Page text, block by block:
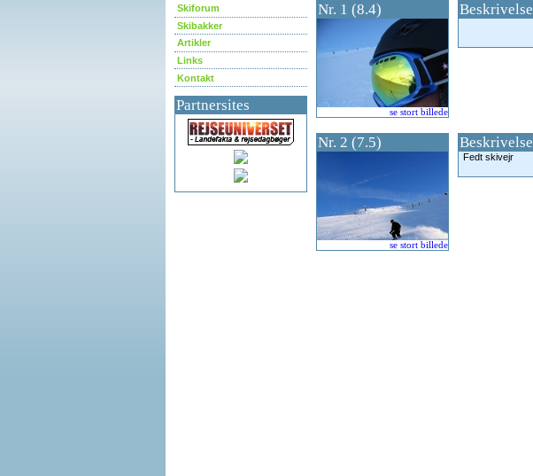
Skiforum
Skibakker
Artikler
Links
Kontakt
Partnersites
Nr. 1 (8.4)
se stort billede
Beskrivelse
Nr. 2 (7.5)
se stort billede
Beskrivelse
Fedt skivejr